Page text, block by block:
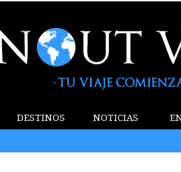
DESTINOS NOTICIAS